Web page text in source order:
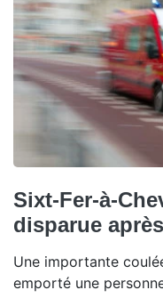
Sixt-Fer-à-
disparue
Une importante
emporté une